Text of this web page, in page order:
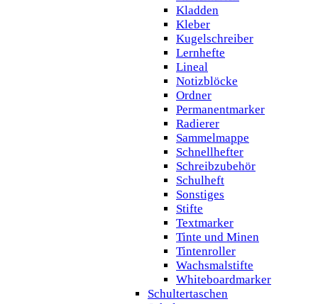
Kladden
Kleber
Kugelschreiber
Lernhefte
Lineal
Notizblöcke
Ordner
Permanentmarker
Radierer
Sammelmappe
Schnellhefter
Schreibzubehör
Schulheft
Sonstiges
Stifte
Textmarker
Tinte und Minen
Tintenroller
Wachsmalstifte
Whiteboardmarker
Schultertaschen